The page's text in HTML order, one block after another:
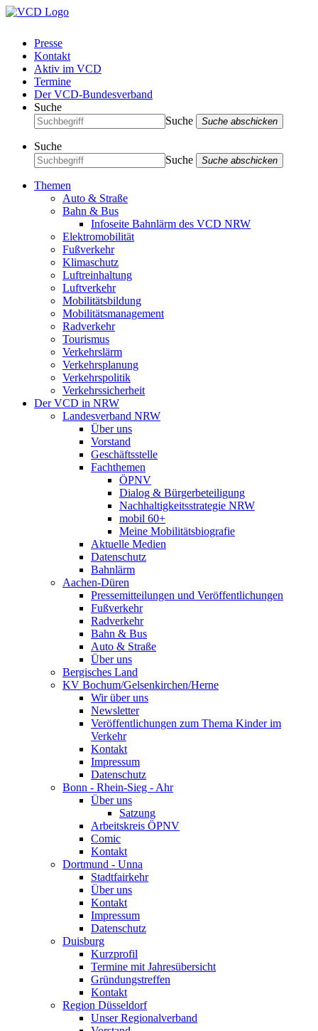
Presse
Kontakt
Aktiv im VCD
Termine
Der VCD-Bundesverband
Suche
Suche
Suche abschicken
Suche
Suche
Suche abschicken
Themen
Auto & Straße
Bahn & Bus
Infoseite Bahnlärm des VCD NRW
Elektromobilität
Fußverkehr
Klimaschutz
Luftreinhaltung
Luftverkehr
Mobilitätsbildung
Mobilitätsmanagement
Radverkehr
Tourismus
Verkehrslärm
Verkehrsplanung
Verkehrspolitik
Verkehrssicherheit
Der VCD in NRW
Landesverband NRW
Über uns
Vorstand
Geschäftsstelle
Fachthemen
ÖPNV
Dialog & Bürgerbeteiligung
Nachhaltigkeitsstrategie NRW
mobil 60+
Meine Mobilitätsbiografie
Aktuelle Medien
Datenschutz
Bahnlärm
Aachen-Düren
Pressemitteilungen und Veröffentlichungen
Fußverkehr
Radverkehr
Bahn & Bus
Auto & Straße
Über uns
Bergisches Land
KV Bochum/Gelsenkirchen/Herne
Wir über uns
Newsletter
Veröffentlichungen zum Thema Kinder im
Verkehr
Kontakt
Impressum
Datenschutz
Bonn - Rhein-Sieg - Ahr
Über uns
Satzung
Arbeitskreis ÖPNV
Comic
Kontakt
Dortmund - Unna
Stadtfairkehr
Über uns
Kontakt
Impressum
Datenschutz
Duisburg
Kurzprofil
Termine mit Jahresübersicht
Gründungstreffen
Kontakt
Region Düsseldorf
Unser Regionalverband